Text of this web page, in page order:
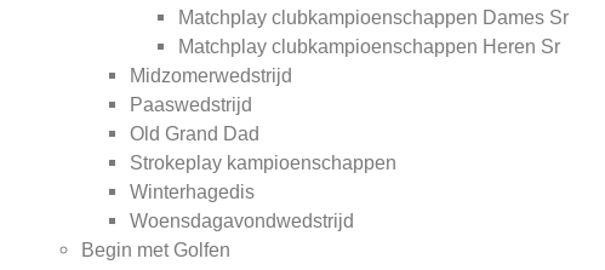
Matchplay clubkampioenschappen Dames Sr
Matchplay clubkampioenschappen Heren Sr
Midzomerwedstrijd
Paaswedstrijd
Old Grand Dad
Strokeplay kampioenschappen
Winterhagedis
Woensdagavondwedstrijd
Begin met Golfen